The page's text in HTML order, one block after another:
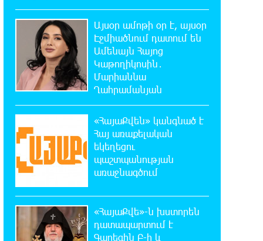
Վինիսիուսը նոր պայմանագիր է
կնքել «Ռեալի» հետ․
պաշտոնական
23:32:35 6-08-2026
23:14:18 6-08-2026
Խոշոր հրդեհ՝ Երևանի Սիլիկյան
թաղամասի հարևանությամբ
են մի քանի կիլոմետրից
22:55:16 6-08-2026
Այսօր ամոթի օր է, այսօր
Էջմիածնում դատում են
Ամենայն Հայոց
Կաթողիկոսին․
Մարիաննա
Ղահրամանյան
«ՀայաՔվեն» կանգնած է
Հայ առաքելական
եկեղեցու
պաշտպանության
առաջնագծում
«ՀայաՔվե»-ն խստորեն
դատապարտում է
Գարեգին Բ-ի և